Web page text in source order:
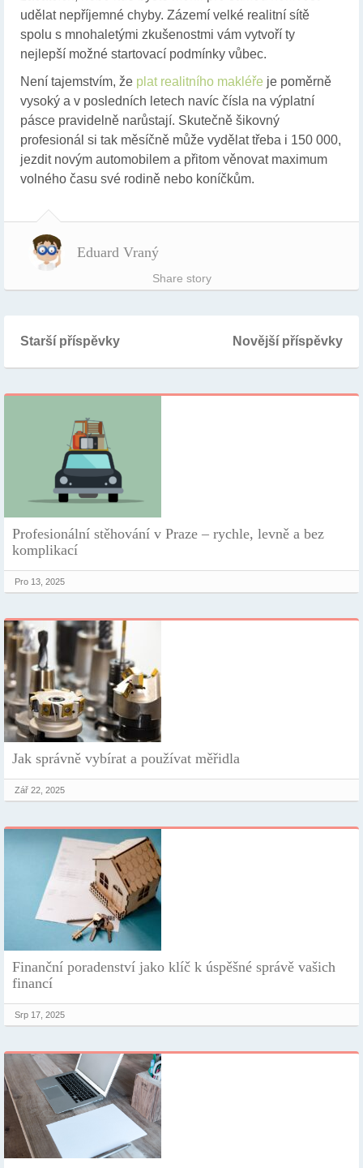
udělat nepříjemné chyby. Zázemí velké realitní sítě
spolu s mnohaletými zkušenostmi vám vytvoří ty
nejlepší možné startovací podmínky vůbec.
Není tajemstvím, že plat realitního makléře je poměrně
vysoký a v posledních letech navíc čísla na výplatní
pásce pravidelně narůstají. Skutečně šikovný
profesionál si tak měsíčně může vydělat třeba i 150 000,
jezdit novým automobilem a přitom věnovat maximum
volného času své rodině nebo koníčkům.
Eduard Vraný
Share story
Starší příspěvky Novější příspěvky
Profesionální stěhování v Praze – rychle, levně a bez
komplikací
Pro 13, 2025
Jak správně vybírat a používat měřidla
Zář 22, 2025
Finanční poradenství jako klíč k úspěšné správě vašich
financí
Srp 17, 2025